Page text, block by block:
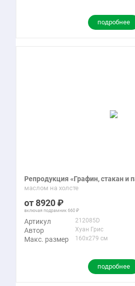
подробнее
Репродукция «Графин, стакан и
маслом на холсте
8920
включая подрамник 660
Артикул 212085D
Автор Хуан Грис
Макс. размер 160x279 см
подробнее